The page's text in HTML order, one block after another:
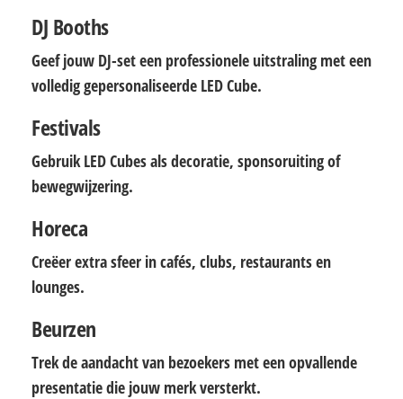
DJ Booths
Geef jouw DJ-set een professionele uitstraling met een
volledig gepersonaliseerde LED Cube.
Festivals
Gebruik LED Cubes als decoratie, sponsoruiting of
bewegwijzering.
Horeca
Creëer extra sfeer in cafés, clubs, restaurants en
lounges.
Beurzen
Trek de aandacht van bezoekers met een opvallende
presentatie die jouw merk versterkt.